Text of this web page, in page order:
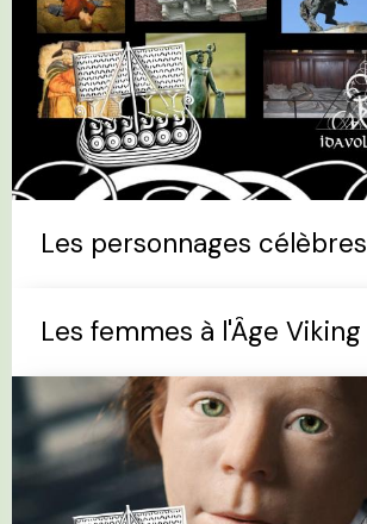
Les personnages célèbres
Les femmes à l'Âge Viking